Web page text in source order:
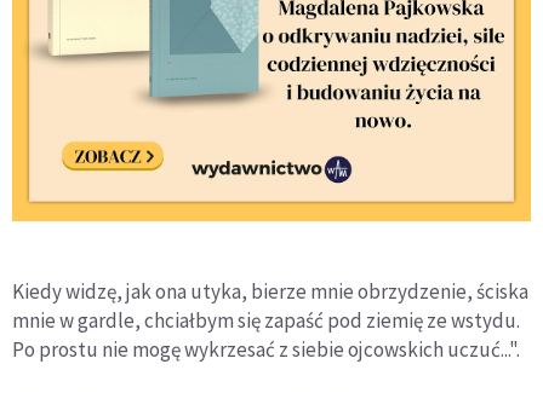
Kiedy widzę, jak ona utyka, bierze mnie obrzydzenie, ściska
mnie w gardle, chciałbym się zapaść pod ziemię ze wstydu.
Po prostu nie mogę wykrzesać z siebie ojcowskich uczuć...".